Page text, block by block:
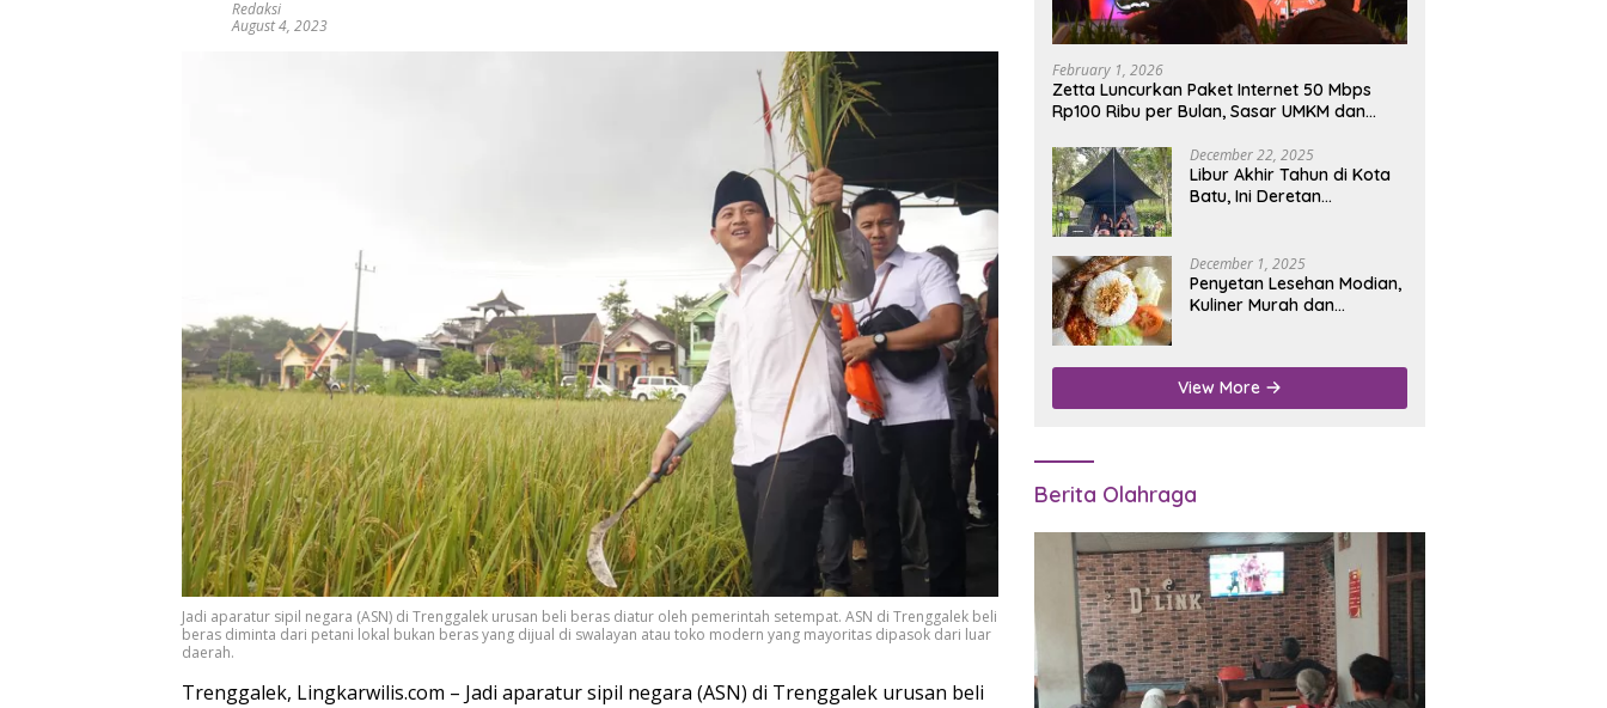
Redaksi
August 4, 2023
Jadi aparatur sipil negara (ASN) di Trenggalek urusan beli beras diatur oleh pemerintah setempat. ASN di Trenggalek beli
beras diminta dari petani lokal bukan beras yang dijual di swalayan atau toko modern yang mayoritas dipasok dari luar
daerah.
Trenggalek, Lingkarwilis.com – Jadi aparatur sipil negara (ASN) di Trenggalek urusan beli
February 1, 2026
Zetta Luncurkan Paket Internet 50 Mbps
Rp100 Ribu per Bulan, Sasar UMKM dan
December 22, 2025
Libur Akhir Tahun di Kota
Batu, Ini Deretan
December 1, 2025
Penyetan Lesehan Modian,
Kuliner Murah dan
Nganjuk
View More
Berita Olahraga